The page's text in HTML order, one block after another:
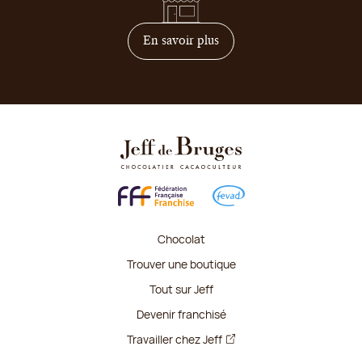
En savoir plussur comment devenir
Chocolat
Trouver une boutique
Tout sur Jeff
Devenir franchisé
Travailler chez Jeff